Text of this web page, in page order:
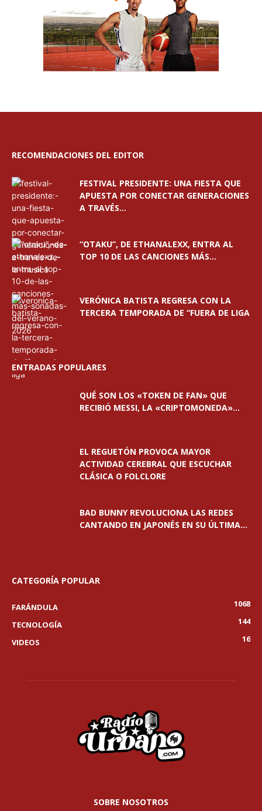
RECOMENDACIONES DEL EDITOR
FESTIVAL PRESIDENTE: UNA FIESTA QUE
APUESTA POR CONECTAR GENERACIONES
A TRAVÉS...
“OTAKU”, DE ETHANALEXX, ENTRA AL
TOP 10 DE LAS CANCIONES MÁS...
VERÓNICA BATISTA REGRESA CON LA
TERCERA TEMPORADA DE “FUERA DE LIGA
ENTRADAS POPULARES
QUÉ SON LOS «TOKEN DE FAN» QUE
RECIBIÓ MESSI, LA «CRIPTOMONEDA»...
EL REGUETÓN PROVOCA MAYOR
ACTIVIDAD CEREBRAL QUE ESCUCHAR
CLÁSICA O FOLCLORE
BAD BUNNY REVOLUCIONA LAS REDES
CANTANDO EN JAPONÉS EN SU ÚLTIMA...
CATEGORÍA POPULAR
FARÁNDULA
1068
TECNOLOGÍA
144
VIDEOS
16
SOBRE NOSOTROS